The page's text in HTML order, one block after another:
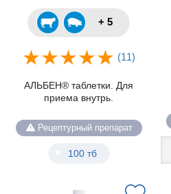
+ 5
(11)
АЛЬБЕН® таблетки. Для
приема внутрь.
Рецептурный препарат
100 тб